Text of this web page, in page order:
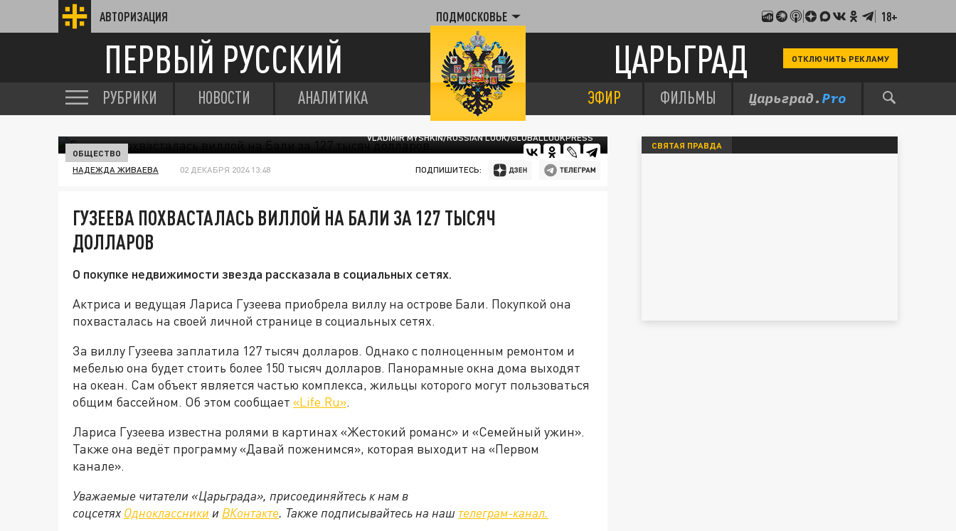
АВТОРИЗАЦИЯ ПОДМОСКОВЬЕ 18+
ПЕРВЫЙ РУССКИЙ ЦАРЬГРАД ОТКЛЮЧИТЬ РЕКЛАМУ
РУБРИКИ НОВОСТИ АНАЛИТИКА ЭФИР ФИЛЬМЫ
VLADIMIR MYSHKIN/RUSSIAN LOOK/GLOBALLOOKPRESS
ОБЩЕСТВО
НАДЕЖДА ЖИВАЕВА 02 ДЕКАБРЯ 2024 13:48 ПОДПИШИТЕСЬ:
ГУЗЕЕВА ПОХВАСТАЛАСЬ ВИЛЛОЙ НА БАЛИ ЗА 127 ТЫСЯЧ
ДОЛЛАРОВ
О покупке недвижимости звезда рассказала в социальных сетях.
Актриса и ведущая Лариса Гузеева приобрела виллу на острове Бали. Покупкой она
похвасталась на своей личной странице в социальных сетях.
За виллу Гузеева заплатила 127 тысяч долларов. Однако с полноценным ремонтом и
мебелью она будет стоить более 150 тысяч долларов. Панорамные окна дома выходят
на океан. Сам объект является частью комплекса, жильцы которого могут пользоваться
общим бассейном. Об этом сообщает «Life.Ru».
Лариса Гузеева известна ролями в картинах «Жестокий романс» и «Семейный ужин».
Также она ведёт программу «Давай поженимся», которая выходит на «Первом
канале».
Уважаемые читатели «Царьграда», присоединяйтесь к нам в
соцсетях Одноклассники и ВКонтакте. Также подписывайтесь на наш телеграм-канал.
СВЯТАЯ ПРАВДА